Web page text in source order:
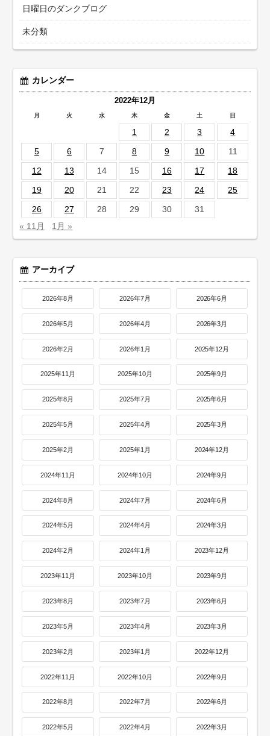
日曜日のダンクブログ
未分類
カレンダー
2022年12月
月 火 水 木 金 土 日
1 2 3
4
5
6 7 8 9 10
11
12
13 14 15 16 17
18
19
20 21 22 23 24
25
26
27 28 29 30
31
« 11月
1月 »
アーカイブ
2026年8月 2026年7月 2026年6月
2026年5月 2026年4月 2026年3月
2026年2月 2026年1月 2025年12月
2025年11月 2025年10月 2025年9月
2025年8月 2025年7月 2025年6月
2025年5月 2025年4月 2025年3月
2025年2月 2025年1月 2024年12月
2024年11月 2024年10月 2024年9月
2024年8月 2024年7月 2024年6月
2024年5月 2024年4月 2024年3月
2024年2月 2024年1月 2023年12月
2023年11月 2023年10月 2023年9月
2023年8月 2023年7月 2023年6月
2023年5月 2023年4月 2023年3月
2023年2月 2023年1月 2022年12月
2022年11月 2022年10月 2022年9月
2022年8月 2022年7月 2022年6月
2022年5月 2022年4月 2022年3月